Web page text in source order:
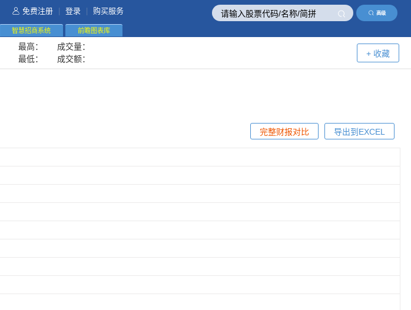
高级
免费注册 登录 购买服务
智慧招商系统 前瞻图表库
最高：
成交量：
最低： 成交额：
+ 收藏
导出到EXCEL
完整财报对比